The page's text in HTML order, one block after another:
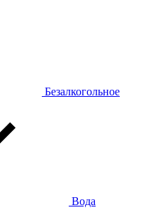
Безалкогольное
Вода